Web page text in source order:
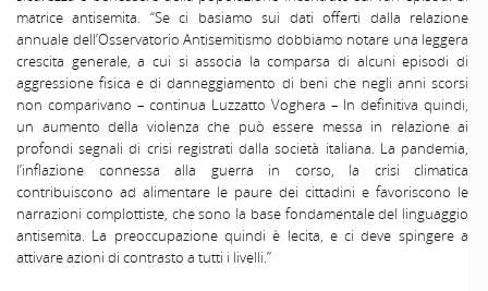
matrice antisemita. “Se ci basiamo sui dati offerti dalla relazione
annuale dell’Osservatorio Antisemitismo dobbiamo notare una leggera
crescita generale, a cui si associa la comparsa di alcuni episodi di
aggressione fisica e di danneggiamento di beni che negli anni scorsi
non comparivano – continua Luzzatto Voghera – In definitiva quindi,
un aumento della violenza che può essere messa in relazione ai
profondi segnali di crisi registrati dalla società italiana. La pandemia,
l’inflazione connessa alla guerra in corso, la crisi climatica
contribuiscono ad alimentare le paure dei cittadini e favoriscono le
narrazioni complottiste, che sono la base fondamentale del linguaggio
antisemita. La preoccupazione quindi è lecita, e ci deve spingere a
attivare azioni di contrasto a tutti i livelli.”